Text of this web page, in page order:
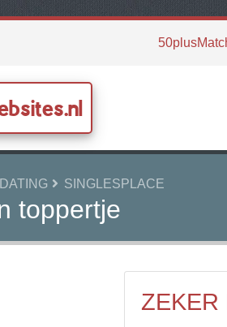
SINGLESPLACE
toppertje
ZEKER